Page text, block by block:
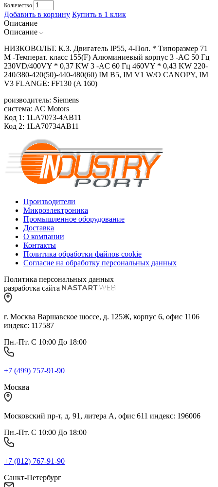
Количество
Добавить в корзину Купить в 1 клик
Описание
Описание
НИЗКОВОЛЬТ. К.З. Двигатель IP55, 4-Пол. * Типоразмер 71
M -Температ. класс 155(F) Алюминиевый корпус 3 -AC 50 Гц
230VD/400VY * 0,37 KW 3 -AC 60 Гц 460VY * 0,43 KW 220-
240/380-420(50)-440-480(60) IM B5, IM V1 W/O CANOPY, IM
V3 FLANGE: FF130 (A 160)
роизводитель: Siemens
система: AC Motors
Код 1: 1LA7073-4AB11
Код 2: 1LA70734AB11
Производители
Микроэлектроника
Промышленное оборудование
Доставка
О компании
Контакты
Политика обработки файлов cookie
Согласие на обработку персональных данных
Политика персональных данных
разработка сайта
г. Москва Варшавское шоссе, д. 125Ж, корпус 6, офис 1106
индекс: 117587
Пн.-Пт. С 10:00 До 18:00
+7 (499) 757-91-90
Москва
Московский пр-т, д. 91, литера А, офис 611 индекс: 196006
Пн.-Пт. С 10:00 До 18:00
+7 (812) 767-91-90
Санкт-Петербург